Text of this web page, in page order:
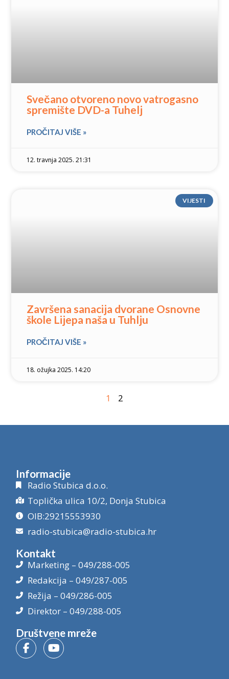
Svečano otvoreno novo vatrogasno
spremište DVD-a Tuhelj
PROČITAJ VIŠE »
12. travnja 2025. 21:31
VIJESTI
Završena sanacija dvorane Osnovne
škole Lijepa naša u Tuhlju
PROČITAJ VIŠE »
18. ožujka 2025. 14:20
1 2
Informacije
Radio Stubica d.o.o.
Toplička ulica 10/2, Donja Stubica
OIB:29215553930
radio-stubica@radio-stubica.hr
Kontakt
Marketing – 049/288-005
Redakcija – 049/287-005
Režija – 049/286-005
Direktor – 049/288-005
Društvene mreže